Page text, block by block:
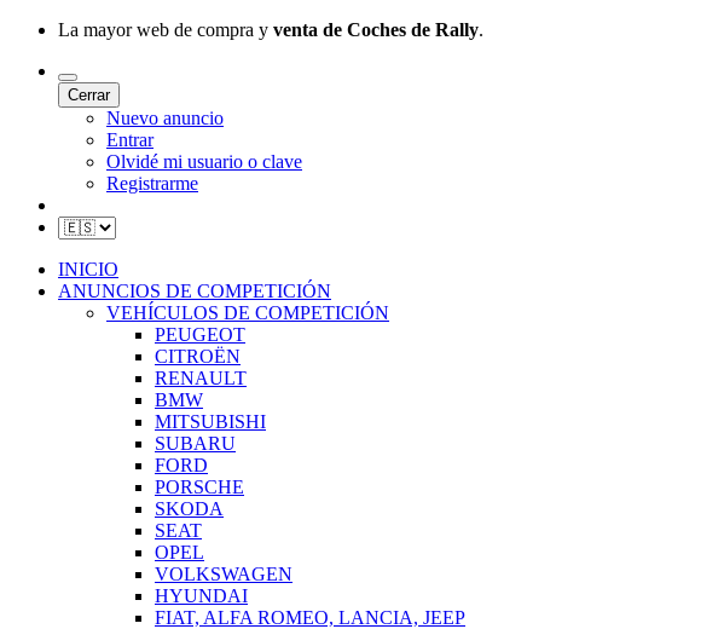
La mayor web de compra y venta de Coches de Rally.
Cerrar
Nuevo anuncio
Entrar
Olvidé mi usuario o clave
Registrarme
INICIO
ANUNCIOS DE COMPETICIÓN
VEHÍCULOS DE COMPETICIÓN
PEUGEOT
CITROËN
RENAULT
BMW
MITSUBISHI
SUBARU
FORD
PORSCHE
SKODA
SEAT
OPEL
VOLKSWAGEN
HYUNDAI
FIAT, ALFA ROMEO, LANCIA, JEEP